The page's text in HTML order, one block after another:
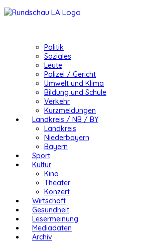
Politik
Soziales
Leute
Polizei / Gericht
Umwelt und Klima
Bildung und Schule
Verkehr
Kurzmeldungen
Landkreis / NB / BY
Landkreis
Niederbayern
Bayern
Sport
Kultur
Kino
Theater
Konzert
Wirtschaft
Gesundheit
Lesermeinung
Mediadaten
Archiv